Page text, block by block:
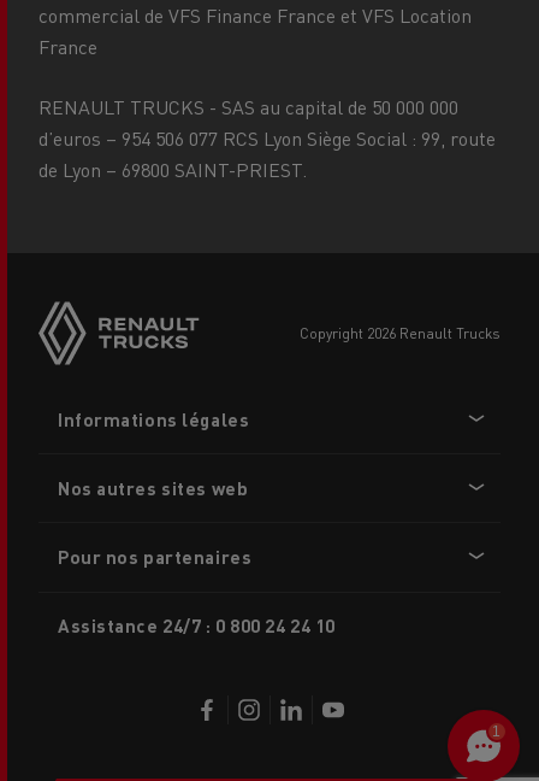
commercial de VFS Finance France et VFS Location
France
RENAULT TRUCKS - SAS au capital de 50 000 000
d’euros – 954 506 077 RCS Lyon Siège Social : 99, route
de Lyon – 69800 SAINT-PRIEST.
buttons
copyright 2026 Renault Trucks
menu
Informations légales
Nos autres sites web
Pour nos partenaires
Assistance 24/7 : 0 800 24 24 10
1